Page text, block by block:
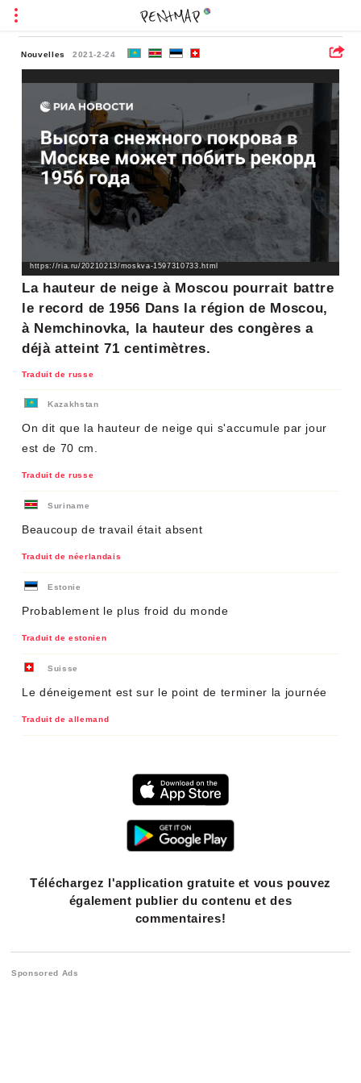
Nouvelles 2021-2-24
https://ria.ru/20210213/moskva-1597310733.html
La hauteur de neige à Moscou pourrait battre
le record de 1956 Dans la région de Moscou,
à Nemchinovka, la hauteur des congères a
déjà atteint 71 centimètres.
Traduit de russe
Kazakhstan
On dit que la hauteur de neige qui s'accumule par jour
est de 70 cm.
Traduit de russe
Suriname
Beaucoup de travail était absent
Traduit de néerlandais
Estonie
Probablement le plus froid du monde
Traduit de estonien
Suisse
Le déneigement est sur le point de terminer la journée
Traduit de allemand
Téléchargez l'application gratuite et vous pouvez
également publier du contenu et des
commentaires!
Sponsored Ads